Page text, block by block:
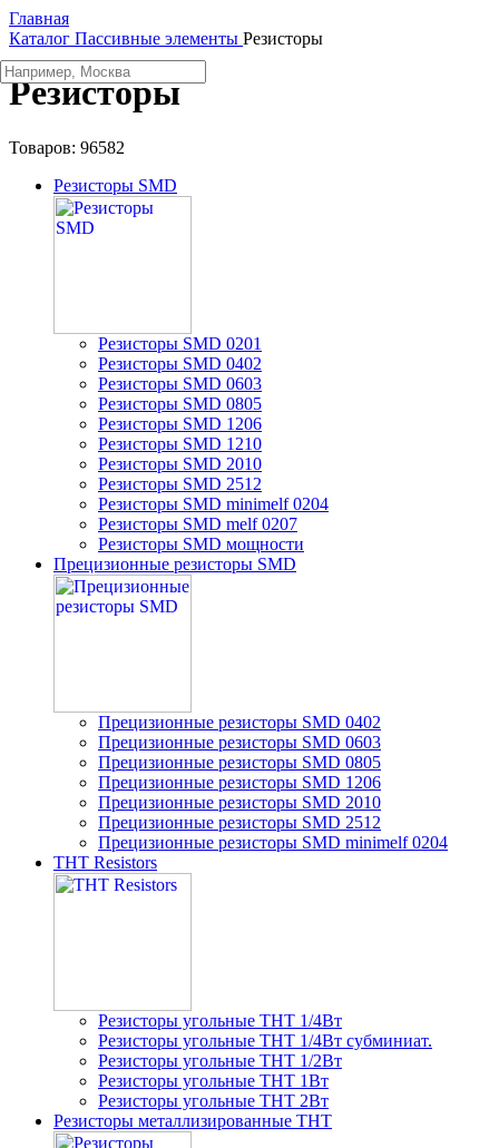
Главная
Каталог Пассивные элементы Резисторы
Резисторы
Товаров: 96582
Резисторы SMD
Резисторы SMD 0201
Резисторы SMD 0402
Резисторы SMD 0603
Резисторы SMD 0805
Резисторы SMD 1206
Резисторы SMD 1210
Резисторы SMD 2010
Резисторы SMD 2512
Резисторы SMD minimelf 0204
Резисторы SMD melf 0207
Резисторы SMD мощности
Прецизионные резисторы SMD
Прецизионные резисторы SMD 0402
Прецизионные резисторы SMD 0603
Прецизионные резисторы SMD 0805
Прецизионные резисторы SMD 1206
Прецизионные резисторы SMD 2010
Прецизионные резисторы SMD 2512
Прецизионные резисторы SMD minimelf 0204
THT Resistors
Резисторы угольные THT 1/4Вт
Резисторы угольные THT 1/4Вт субминиат.
Резисторы угольные THT 1/2Вт
Резисторы угольные THT 1Вт
Резисторы угольные THT 2Вт
Резисторы металлизированные THT